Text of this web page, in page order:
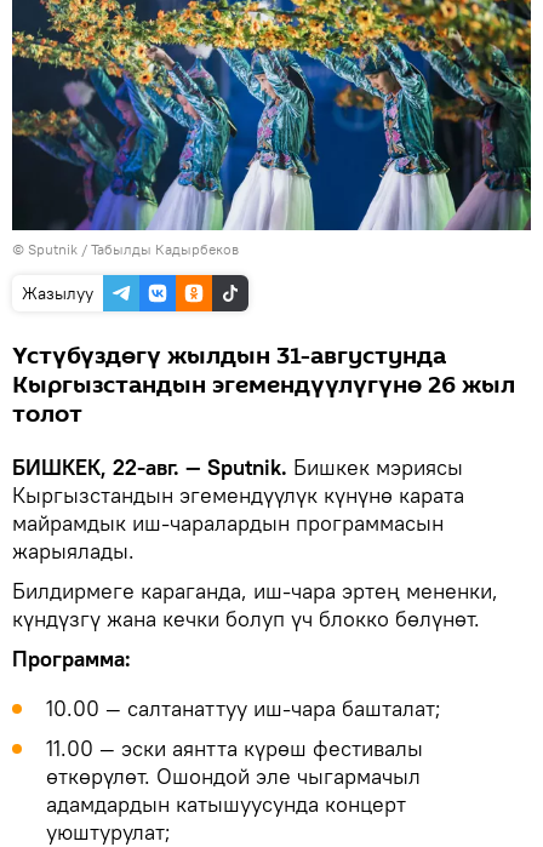
© Sputnik / Табылды Кадырбеков
Жазылуу
Үстүбүздөгү жылдын 31-августунда
Кыргызстандын эгемендүүлүгүнө 26 жыл
толот
БИШКЕК, 22-авг. — Sputnik. Бишкек мэриясы
Кыргызстандын эгемендүүлүк күнүнө карата
майрамдык иш-чаралардын программасын
жарыялады.
Билдирмеге караганда, иш-чара эртең мененки,
күндүзгү жана кечки болуп үч блокко бөлүнөт.
Программа:
10.00 — салтанаттуу иш-чара башталат;
11.00 — эски аянтта күрөш фестивалы
өткөрүлөт. Ошондой эле чыгармачыл
адамдардын катышуусунда концерт
уюштурулат;